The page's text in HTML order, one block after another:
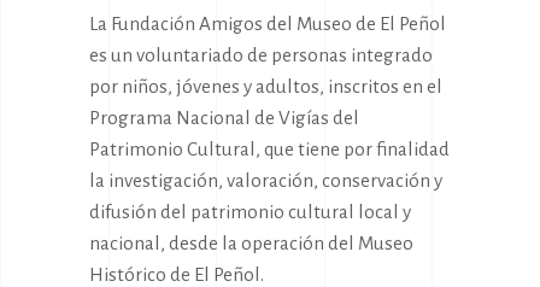
La Fundación Amigos del Museo de El Peñol
es un voluntariado de personas integrado
por niños, jóvenes y adultos, inscritos en el
Programa Nacional de Vigías del
Patrimonio Cultural, que tiene por finalidad
la investigación, valoración, conservación y
difusión del patrimonio cultural local y
nacional, desde la operación del Museo
Histórico de El Peñol.